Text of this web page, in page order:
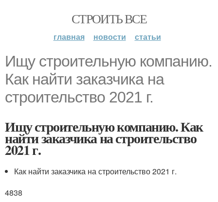
СТРОИТЬ ВСЕ
главная новости статьи
Ищу строительную компанию.
Как найти заказчика на
строительство 2021 г.
Ищу строительную компанию. Как
найти заказчика на строительство
2021 г.
Как найти заказчика на строительство 2021 г.
4838